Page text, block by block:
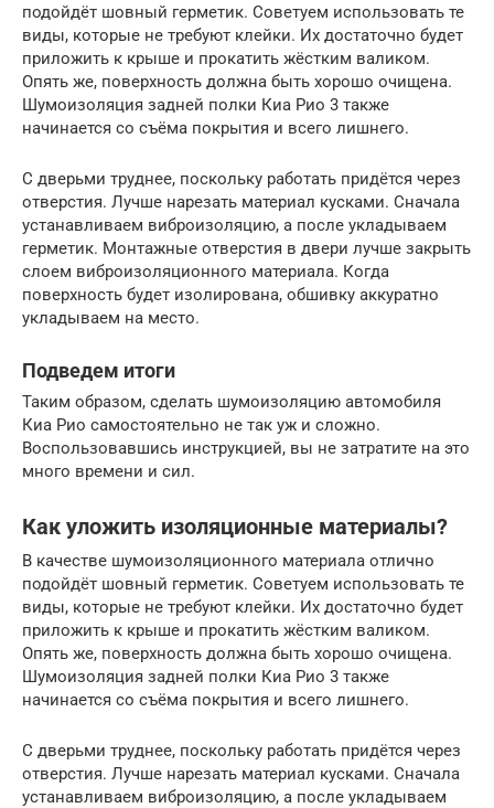
подойдёт шовный герметик. Советуем использовать те
виды, которые не требуют клейки. Их достаточно будет
приложить к крыше и прокатить жёстким валиком.
Опять же, поверхность должна быть хорошо очищена.
Шумоизоляция задней полки Киа Рио 3 также
начинается со съёма покрытия и всего лишнего.
С дверьми труднее, поскольку работать придётся через
отверстия. Лучше нарезать материал кусками. Сначала
устанавливаем виброизоляцию, а после укладываем
герметик. Монтажные отверстия в двери лучше закрыть
слоем виброизоляционного материала. Когда
поверхность будет изолирована, обшивку аккуратно
укладываем на место.
Подведем итоги
Таким образом, сделать шумоизоляцию автомобиля
Киа Рио самостоятельно не так уж и сложно.
Воспользовавшись инструкцией, вы не затратите на это
много времени и сил.
Как уложить изоляционные материалы?
В качестве шумоизоляционного материала отлично
подойдёт шовный герметик. Советуем использовать те
виды, которые не требуют клейки. Их достаточно будет
приложить к крыше и прокатить жёстким валиком.
Опять же, поверхность должна быть хорошо очищена.
Шумоизоляция задней полки Киа Рио 3 также
начинается со съёма покрытия и всего лишнего.
С дверьми труднее, поскольку работать придётся через
отверстия. Лучше нарезать материал кусками. Сначала
устанавливаем виброизоляцию, а после укладываем